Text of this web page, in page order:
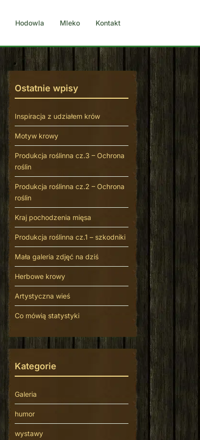
Hodowla Mleko Kontakt
Ostatnie wpisy
Inspiracja z udziałem krów
Motyw krowy
Produkcja roślinna cz.3 – Ochrona
roślin
Produkcja roślinna cz.2 – Ochrona
roślin
Kraj pochodzenia mięsa
Produkcja roślinna cz.1 – szkodniki
Mała galeria zdjęć na dziś
Herbowe krowy
Artystyczna wieś
Co mówią statystyki
Kategorie
Galeria
humor
wystawy